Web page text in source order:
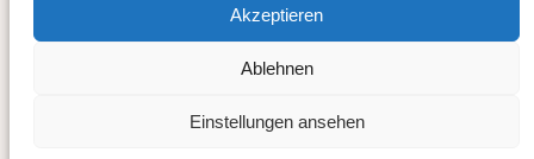
Akzeptieren
Ablehnen
Einstellungen ansehen